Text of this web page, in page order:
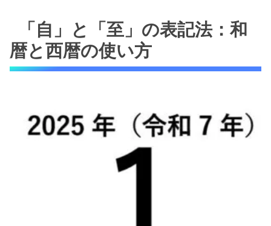
「自」と「至」の表記法：和
暦と西暦の使い方